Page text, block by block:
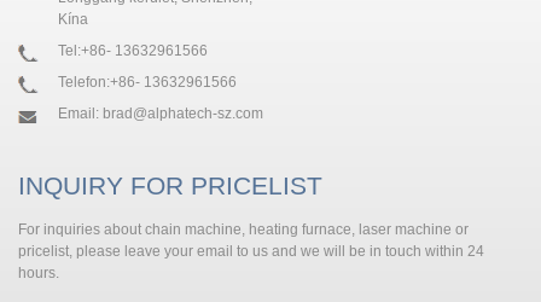
Kína
Tel:+86- 13632961566
Telefon:+86- 13632961566
Email: brad@alphatech-sz.com
INQUIRY FOR PRICELIST
For inquiries about chain machine, heating furnace, laser machine or
pricelist, please leave your email to us and we will be in touch within 24
hours.